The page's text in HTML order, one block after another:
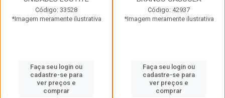
Código: 33528
*Imagem meramente ilustrativa
Faça seu login ou
cadastre-se para
ver preços e
comprar
Código: 42937
*Imagem meramente ilustrativa
Faça seu login ou
cadastre-se para
ver preços e
comprar